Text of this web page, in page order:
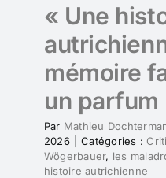
« Une
mémoire
un parfum
Par Mathieu
2026
Catégories :
Wögerbauer, les
histoire autrichienne